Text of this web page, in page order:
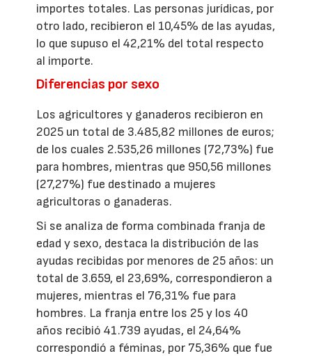
importes totales. Las personas jurídicas, por
otro lado, recibieron el 10,45% de las ayudas,
lo que supuso el 42,21% del total respecto
al importe.
Diferencias por sexo
Los agricultores y ganaderos recibieron en
2025 un total de 3.485,82 millones de euros;
de los cuales 2.535,26 millones (72,73%) fue
para hombres, mientras que 950,56 millones
(27,27%) fue destinado a mujeres
agricultoras o ganaderas.
Si se analiza de forma combinada franja de
edad y sexo, destaca la distribución de las
ayudas recibidas por menores de 25 años: un
total de 3.659, el 23,69%, correspondieron a
mujeres, mientras el 76,31% fue para
hombres. La franja entre los 25 y los 40
años recibió 41.739 ayudas, el 24,64%
correspondió a féminas, por 75,36% que fue